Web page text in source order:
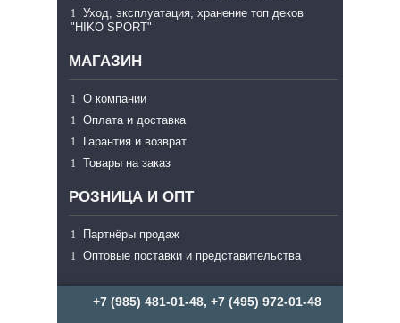
Уход, эксплуатация, хранение топ деков
"HIKO SPORT"
МАГАЗИН
О компании
Оплата и доставка
Гарантия и возврат
Товары на заказ
РОЗНИЦА И ОПТ
Партнёры продаж
Оптовые поставки и представительства
+7 (985) 481-01-48, +7 (495) 972-01-48